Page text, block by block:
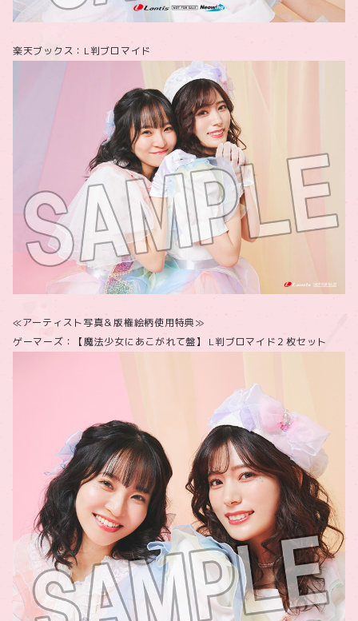
楽天ブックス：L判ブロマイド
≪アーティスト写真＆版権絵柄使用特典≫
ゲーマーズ：【魔法少女にあこがれて盤】 L判ブロマイド２枚セット